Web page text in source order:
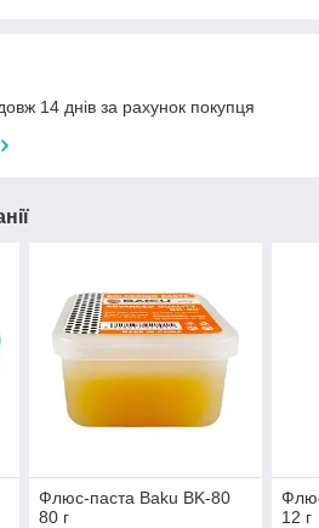
14 днів за рахунок покупця
Флюс-паста Baku BK-80
80 г
12 г